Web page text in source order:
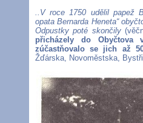
..V roce 1750 udělil papež
opata Bernarda Heneta“
Odpustky poté skončily
přicházely do
zúčastňovalo se jich až
Žďárska, Novoměstska,